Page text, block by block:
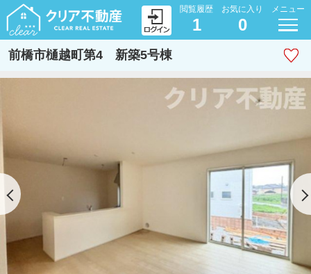
閲覧履歴
1
お気に入り
0
メニュー
前橋市樋越町第4 新築5号棟